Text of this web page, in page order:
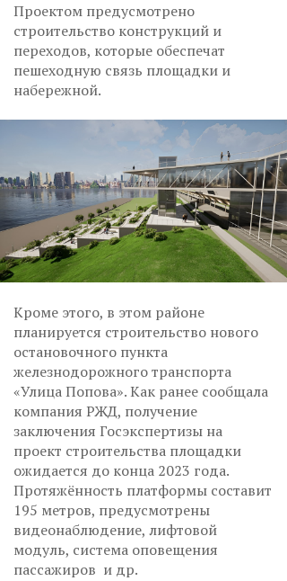
Проектом предусмотрено
строительство конструкций и
переходов, которые обеспечат
пешеходную связь площадки и
набережной.
Кроме этого, в этом районе
планируется строительство нового
остановочного пункта
железнодорожного транспорта
«Улица Попова». Как ранее сообщала
компания РЖД, получение
заключения Госэкспертизы на
проект строительства площадки
ожидается до конца 2023 года.
Протяжённость платформы составит
195 метров, предусмотрены
видеонаблюдение, лифтовой
модуль, система оповещения
пассажиров и др.